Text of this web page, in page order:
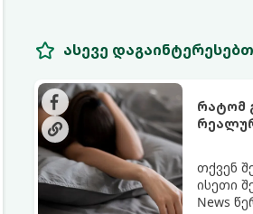
ასევე
რატომ
თქვენ
ისეთი
News